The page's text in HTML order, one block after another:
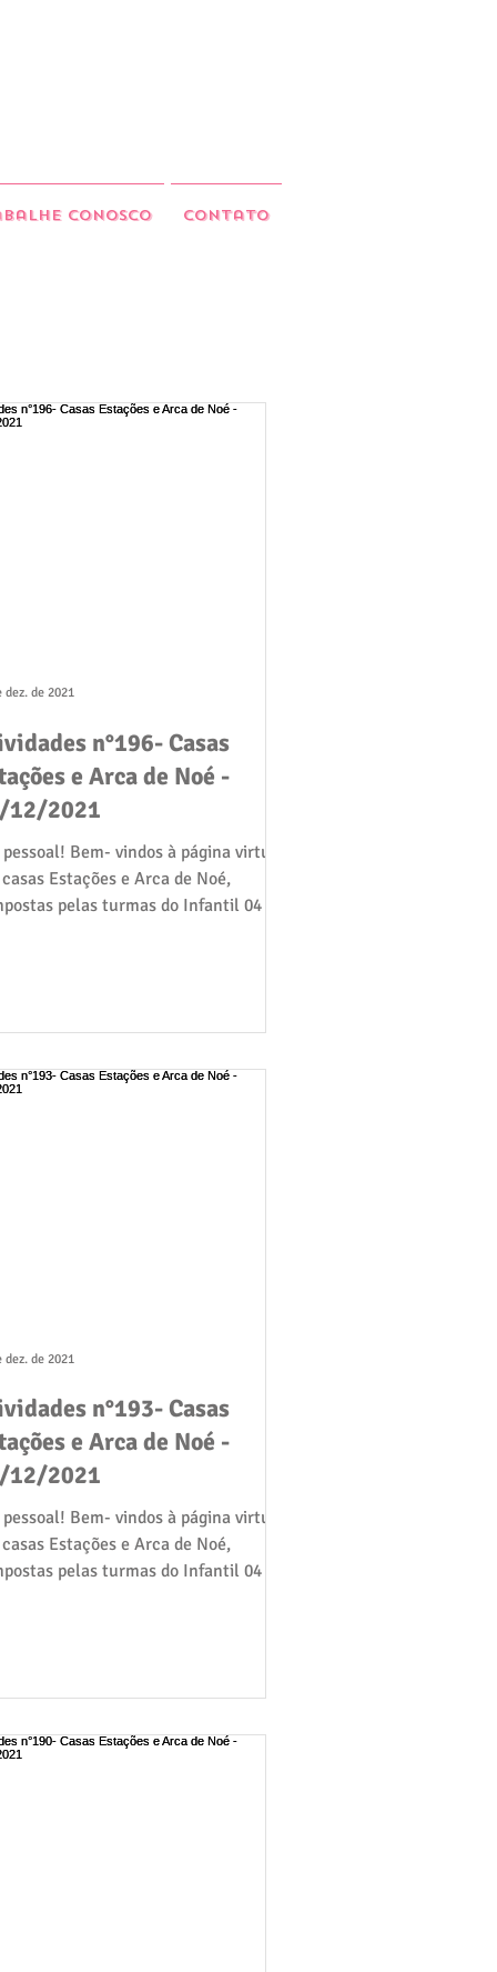
Conosco Contato
n°196- Casas
e Arca de Noé -
12/2021
Bem- vindos à página virtual
Estações e Arca de Noé,
pelas turmas do Infantil 04 e
dez. de 2021
n°193- Casas
e Arca de Noé -
12/2021
Bem- vindos à página virtual
Estações e Arca de Noé,
pelas turmas do Infantil 04 e
dez. de 2021